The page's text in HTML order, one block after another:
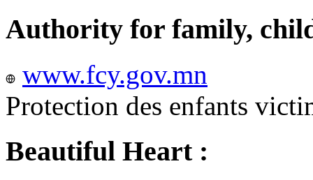
Authority for family,
www.fcy.gov.mn
Protection des enfants
Beautiful Heart :